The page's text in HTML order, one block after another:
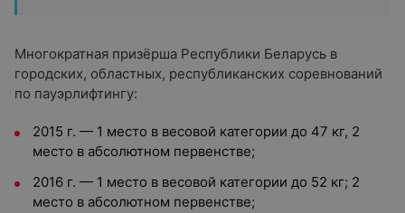
Многократная призёрша Республики Беларусь в
городских, областных, республиканских соревнований
по пауэрлифтингу:
2015 г. — 1 место в весовой категории до 47 кг, 2
место в абсолютном первенстве;
2016 г. — 1 место в весовой категории до 52 кг; 2
место в абсолютном первенстве;